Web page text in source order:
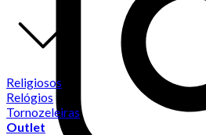
Religiosos
Relógios
Tornozeleiras
Outlet